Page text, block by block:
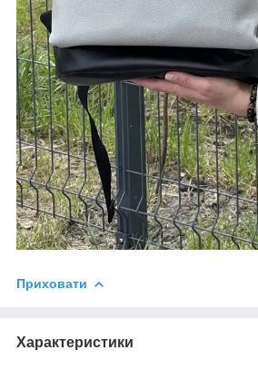
Приховати
Характеристики